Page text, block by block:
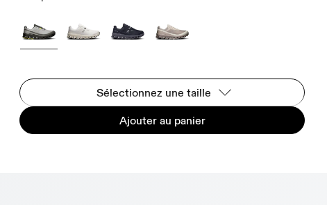
Sélectionnez une taille
Ajouter au panier